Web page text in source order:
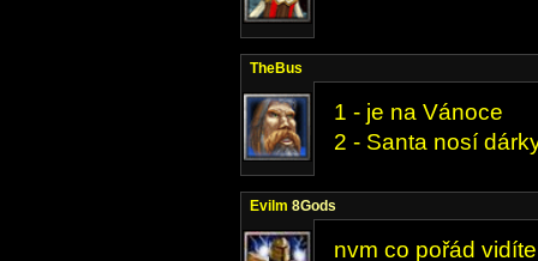
TheBus
1 - je na Vánoce
2 - Santa nosí
Evilm 8Gods
nvm co pořád